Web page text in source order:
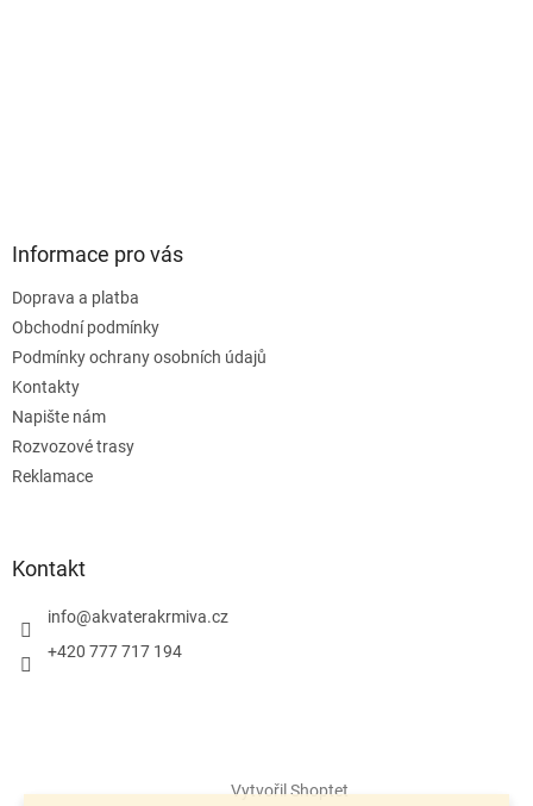
Informace pro vás
Doprava a platba
Obchodní podmínky
Podmínky ochrany osobních údajů
Kontakty
Napište nám
Rozvozové trasy
Reklamace
Kontakt
info@akvaterakrmiva.cz
+420 777 717 194
Vytvořil Shoptet